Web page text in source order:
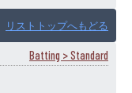
リストトップへもどる
Batting > Standard